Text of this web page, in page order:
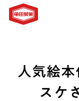
人気絵
スケ